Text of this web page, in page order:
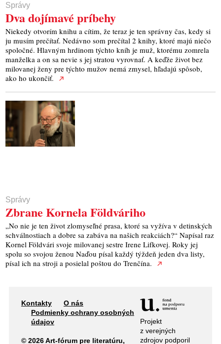
Správy
Dva dojímavé príbehy
Niekedy otvorím knihu a cítim, že teraz je ten správny čas, kedy si
ju musím prečítať. Nedávno som prečítal 2 knihy, ktoré majú niečo
spoločné. Hlavným hrdinom týchto kníh je muž, ktorému zomrela
manželka a on sa nevie s jej stratou vyrovnať. A keďže život bez
milovanej ženy pre týchto mužov nemá zmysel, hľadajú spôsob,
ako ho ukončiť.
Správy
Zbrane Kornela Földváriho
„No nie je ten život zlomyseľné prasa, ktoré sa vyžíva v detinských
schválnostiach a dobre sa zabáva na našich reakciách?“ Napísal raz
Kornel Földvári svoje milovanej sestre Irene Lifkovej. Roky jej
spolu so svojou ženou Naďou písal každý týždeň jeden dva listy,
písal ich na stroji a posielal poštou do Trenčína.
Kontakty
O nás
Podmienky ochrany osobných
údajov
© 2026 Art-fórum pre literatúru,
Projekt
z verejných
zdrojov podporil